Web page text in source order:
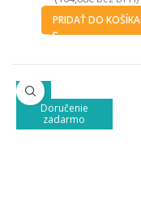
PRIDAŤ DO KOŠÍKA
-24%
Doručenie
zadarmo